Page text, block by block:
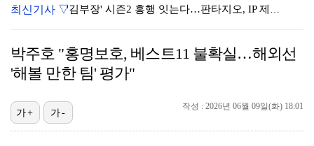
'김부장' 시즌2 흥행 잇는다…판타지오, IP 제작·매…
[ST포토] 볼 노려보는 박현경
[ST포토] 박현경, 생각보다 어렵네
최신기사 ▽
박주호 "홍명보호, 베스트11 불확실…해외선
'해볼 만한 팀' 평가"
작성 : 2026년 06월 09일(화) 18:01
가+ 가-